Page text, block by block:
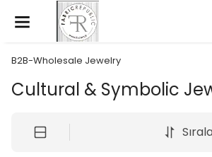
B2B-Wholesale Jewelry
Cultural & Symbolic